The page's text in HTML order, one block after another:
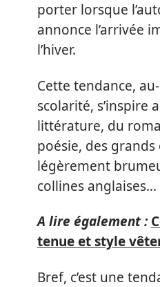
porter lorsque
annonce l’arrivée
l’hiver.
Cette tendance,
scolarité, s’inspire
littérature, du
poésie, des grands
légèrement
collines anglaises…
A lire également :
tenue et style
Bref, c’est une